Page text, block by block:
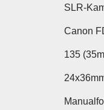
SLR-
Canon
135